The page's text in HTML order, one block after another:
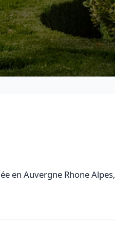
en Auvergne Rhone